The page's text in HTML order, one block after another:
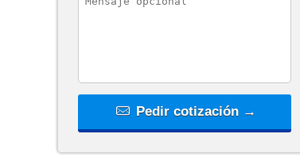
Pedir cotización →